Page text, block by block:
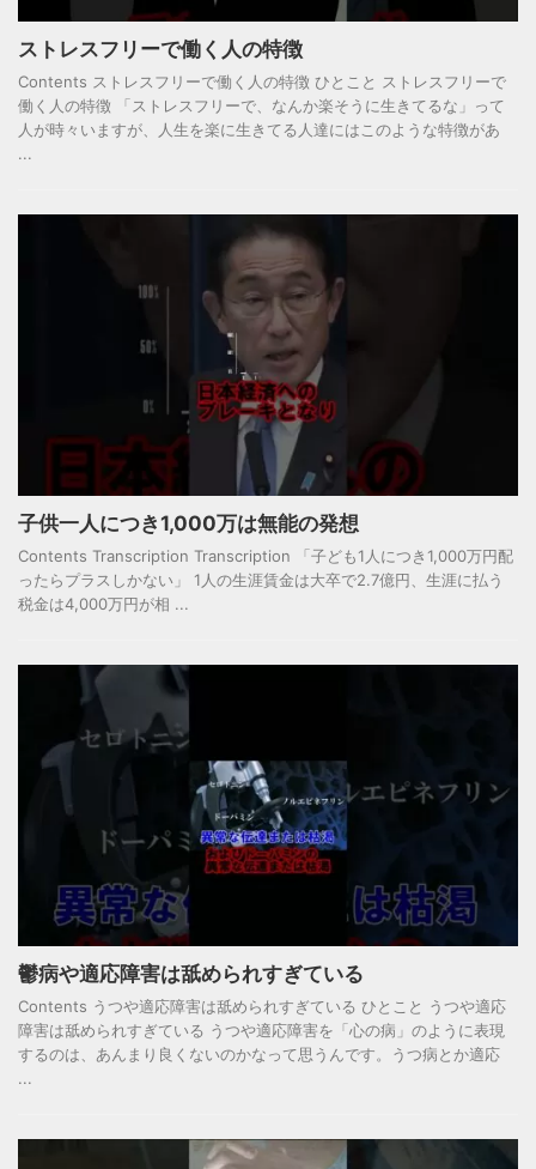
ストレスフリーで働く人の特徴
Contents ストレスフリーで働く人の特徴 ひとこと ストレスフリーで
働く人の特徴 「ストレスフリーで、なんか楽そうに生きてるな」って
人が時々いますが、人生を楽に生きてる人達にはこのような特徴があ
...
子供一人につき1,000万は無能の発想
Contents Transcription Transcription 「子ども1人につき1,000万円配
ったらプラスしかない」 1人の生涯賃金は大卒で2.7億円、生涯に払う
税金は4,000万円が相 ...
鬱病や適応障害は舐められすぎている
Contents うつや適応障害は舐められすぎている ひとこと うつや適応
障害は舐められすぎている うつや適応障害を「心の病」のように表現
するのは、あんまり良くないのかなって思うんです。うつ病とか適応
...